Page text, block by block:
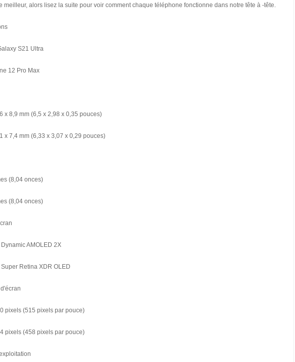
meilleur, alors lisez la suite pour voir comment chaque téléphone fonctionne dans notre tête à -tête.
S21 Ultra
12 Pro Max
x 8,9 mm (6,5 x 2,98 x 0,35 pouces)
x 7,4 mm (6,33 x 3,07 x 0,29 pouces)
(8,04 onces)
(8,04 onces)
AMOLED 2X
Retina XDR OLED
pixels (515 pixels par pouce)
pixels (458 pixels par pouce)